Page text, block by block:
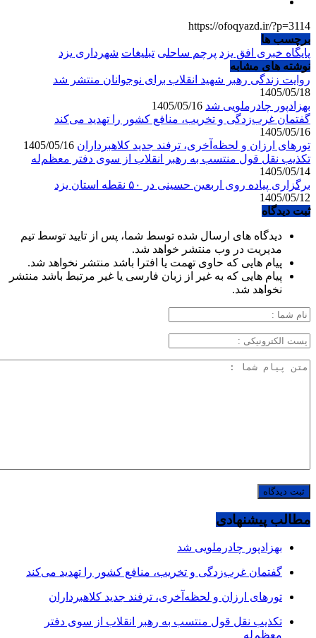
https://ofoqyazd.ir/?p=3114
برچسب ها
پایگاه خبری افق یزد پرچم ساحلی تبلیغات شهرداری یزد
نوشته های مشابه
روایت زندگی رهبر شهید انقلاب برای نوجوانان منتشر شد
1405/05/18
بهزادپور چادرملویی شد
گفتمان غرب‌زدگی و تخریب، منافع کشور را تهدید می‌کند
1405/05/16
تورهای ارزان و لحظه‌آخری، ترفند جدید کلاهبرداران
تکذیب نقل قول منتسب به رهبر انقلاب از سوی دفتر معظم‌له
1405/05/14
برگزاری پیاده روی اربعین حسینی در ۵۰ نقطه استان یزد
1405/05/12
ثبت دیدگاه
دیدگاه های ارسال شده توسط شما، پس از تایید توسط تیم
مدیریت در وب منتشر خواهد شد.
پیام هایی که حاوی تهمت یا افترا باشد منتشر نخواهد شد.
پیام هایی که به غیر از زبان فارسی یا غیر مرتبط باشد منتشر
نخواهد شد.
مطالب پیشنهادی
بهزادپور چادرملویی شد
گفتمان غرب‌زدگی و تخریب، منافع کشور را تهدید می‌کند
تورهای ارزان و لحظه‌آخری، ترفند جدید کلاهبرداران
تکذیب نقل قول منتسب به رهبر انقلاب از سوی دفتر
معظم‌له